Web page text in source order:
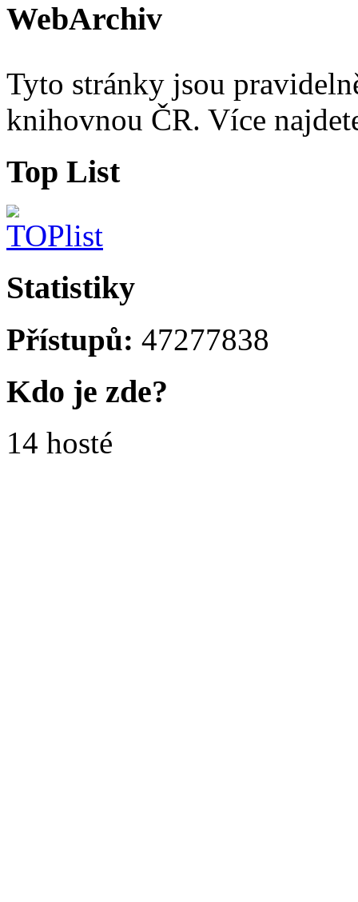
WebArchiv
Tyto stránky jsou
knihovnou ČR. Více
Top List
Statistiky
Přístupů: 47277838
Kdo je zde?
14 hosté